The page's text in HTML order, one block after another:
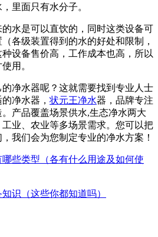
里面只有水分子。
水是可以直饮的，同时这类设备可
各级装置得到的水的好处和限制，
设备售价高，工作成本也高，所以
用。
净水器呢？这就需要找到专业人士
净水器， 状元王净水器，品牌专注
产品覆盖场景供水,生态净水两大
业、农业等多场景需求。您可以把
我们会为您制定专业的净水方案！
些类型（各有什么用途及如何使
识（这些你都知道吗）